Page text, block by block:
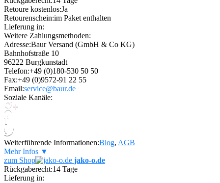
Retoure kostenlos:Ja
Retourenschein:im Paket enthalten
Lieferung in:
Weitere Zahlungsmethoden:
Adresse:Baur Versand (GmbH & Co KG)
Bahnhofstraße 10
96222 Burgkunstadt
Telefon:+49 (0)180-530 50 50
Fax:+49 (0)9572-91 22 55
Email:service@baur.de
Soziale Kanäle:
Weiterführende Informationen:Blog, AGB
Mehr Infos ▼
zum Shop
jako-o.de
Rückgaberecht:14 Tage
Lieferung in: